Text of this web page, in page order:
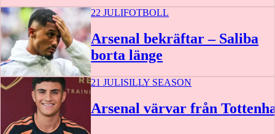
22 JULIFOTBOLL
Arsenal bekräftar – Saliba
borta länge
21 JULISILLY SEASON
Arsenal värvar från